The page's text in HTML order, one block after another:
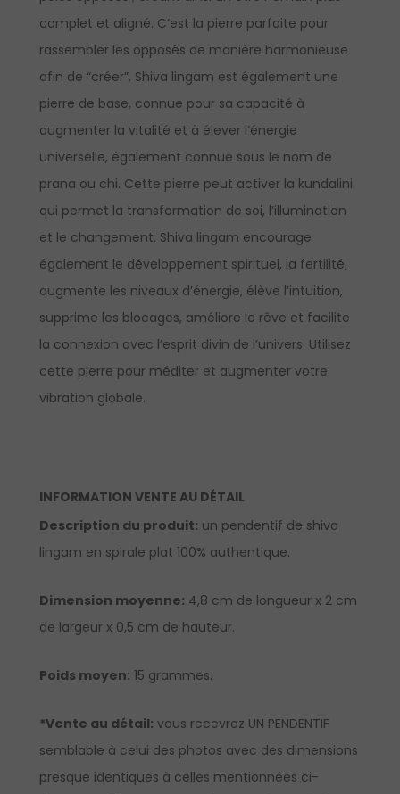
complet et aligné. C’est la pierre parfaite pour
rassembler les opposés de manière harmonieuse
afin de “créer”. Shiva lingam est également une
pierre de base, connue pour sa capacité à
augmenter la vitalité et à élever l’énergie
universelle, également connue sous le nom de
prana ou chi. Cette pierre peut activer la kundalini
qui permet la transformation de soi, l’illumination
et le changement. Shiva lingam encourage
également le développement spirituel, la fertilité,
augmente les niveaux d’énergie, élève l’intuition,
supprime les blocages, améliore le rêve et facilite
la connexion avec l’esprit divin de l’univers. Utilisez
cette pierre pour méditer et augmenter votre
vibration globale.
INFORMATION VENTE AU DÉTAIL
Description du produit: un pendentif de shiva
lingam en spirale plat 100% authentique.
Dimension moyenne: 4,8 cm de longueur x 2 cm
de largeur x 0,5 cm de hauteur.
Poids moyen: 15 grammes.
*Vente au détail: vous recevrez UN PENDENTIF
semblable à celui des photos avec des dimensions
presque identiques à celles mentionnées ci-